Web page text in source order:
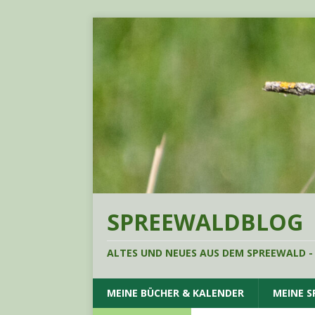
SPREEWALDBLOG
ALTES UND NEUES AUS DEM SPREEWALD
MEINE BÜCHER & KALENDER MEINE